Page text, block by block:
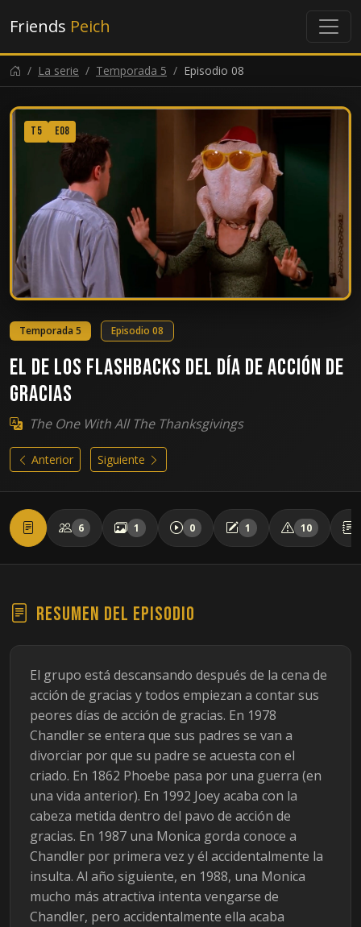
Friends Peich
La serie Temporada 5 Episodio 08
T5 E08
Temporada 5 Episodio 08
El de los flashbacks del día de acción de
gracias
The One With All The Thanksgivings
Anterior Siguiente
6 1 0 1 10
Resumen del episodio
El grupo está descansando después de la cena de
acción de gracias y todos empiezan a contar sus
peores días de acción de gracias. En 1978
Chandler se entera que sus padres se van a
divorciar por que su padre se acuesta con el
criado. En 1862 Phoebe pasa por una guerra (en
una vida anterior). En 1992 Joey acaba con la
cabeza metida dentro del pavo de acción de
gracias. En 1987 una Monica gorda conoce a
Chandler por primera vez y él accidentalmente la
insulta. Al año siguiente, en 1988, una Monica
mucho más atractiva intenta vengarse de
Chandler, pero accidentalmente ella acaba